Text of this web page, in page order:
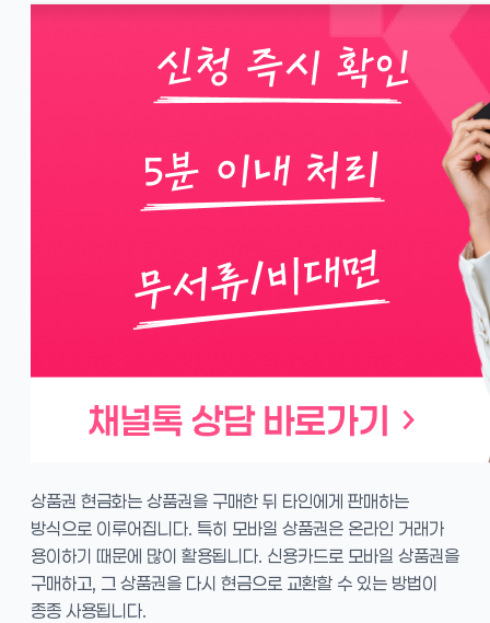
상품권 현금화는 상품권을 구매한 뒤 타인에게 판매하는
방식으로 이루어집니다. 특히 모바일 상품권은 온라인 거래가
용이하기 때문에 많이 활용됩니다. 신용카드로 모바일 상품권을
구매하고, 그 상품권을 다시 현금으로 교환할 수 있는 방법이
종종 사용됩니다.